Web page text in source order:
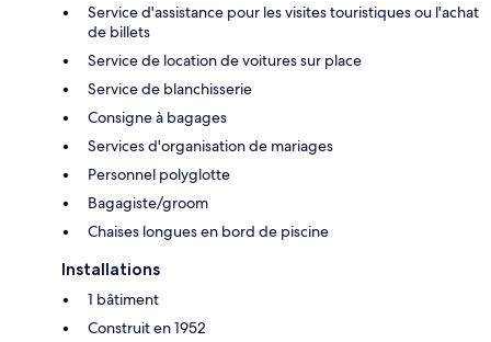
Service d'assistance pour les visites touristiques ou l'achat
de billets
Service de location de voitures sur place
Service de blanchisserie
Consigne à bagages
Services d'organisation de mariages
Personnel polyglotte
Bagagiste/groom
Chaises longues en bord de piscine
Installations
1 bâtiment
Construit en 1952